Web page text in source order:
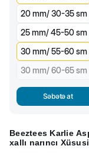
20 mm/ 30-35 sm
25 mm/ 45-50 sm
30 mm/ 55-60 sm
30 mm/ 60-65 sm
Səbətə at
Beeztees Karlie
xallı narıncı